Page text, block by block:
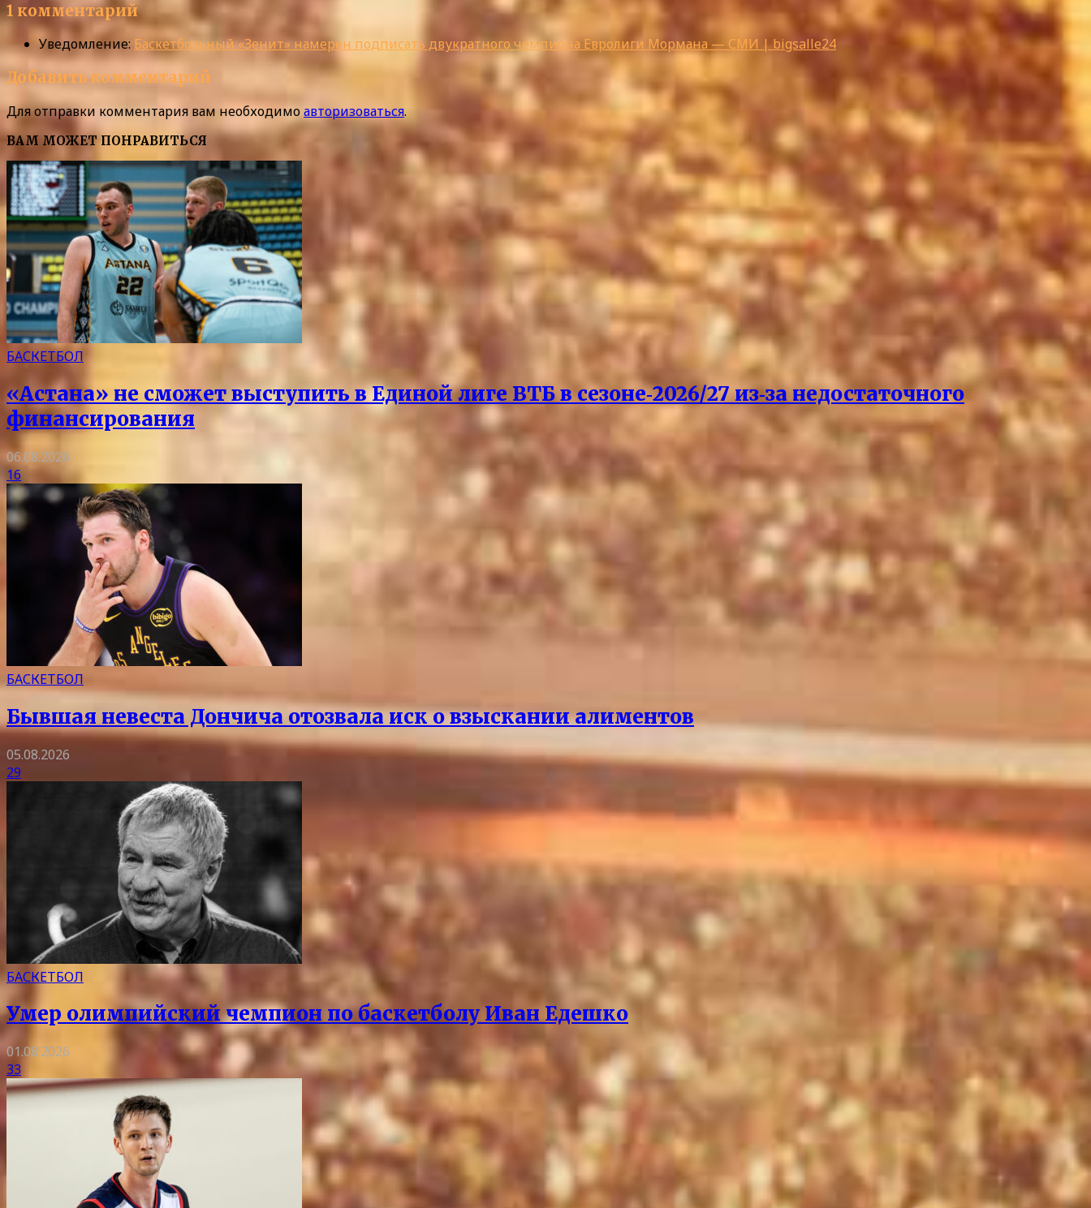
1 комментарий
Уведомление: Баскетбольный «Зенит» намерен подписать двукратного чемпиона Евролиги Мормана — СМИ | bigsalle24
Добавить комментарий
Для отправки комментария вам необходимоавторизоваться.
ВАМ МОЖЕТ ПОНРАВИТЬСЯ
БАСКЕТБОЛ
«Астана» не сможет выступить в Единой лиге ВТБ в сезоне‑2026/27 из‑за недостаточного
финансирования
06.08.2026
16
БАСКЕТБОЛ
Бывшая невеста Дончича отозвала иск о взыскании алиментов
05.08.2026
29
БАСКЕТБОЛ
Умер олимпийский чемпион по баскетболу Иван Едешко
01.08.2026
33